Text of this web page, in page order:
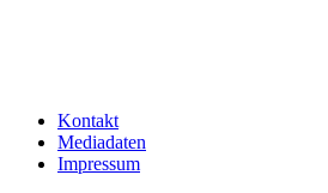
Kontakt
Mediadaten
Impressum